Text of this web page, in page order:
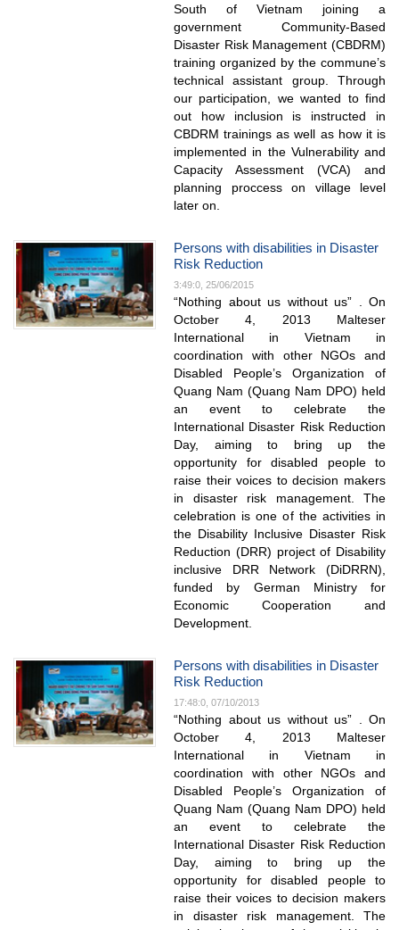
South of Vietnam joining a
government Community-Based
Disaster Risk Management (CBDRM)
training organized by the commune’s
technical assistant group. Through
our participation, we wanted to find
out how inclusion is instructed in
CBDRM trainings as well as how it is
implemented in the Vulnerability and
Capacity Assessment (VCA) and
planning proccess on village level
later on.
Persons with disabilities in Disaster
Risk Reduction
3:49:0, 25/06/2015
“Nothing about us without us” . On
October 4, 2013 Malteser
International in Vietnam in
coordination with other NGOs and
Disabled People’s Organization of
Quang Nam (Quang Nam DPO) held
an event to celebrate the
International Disaster Risk Reduction
Day, aiming to bring up the
opportunity for disabled people to
raise their voices to decision makers
in disaster risk management. The
celebration is one of the activities in
the Disability Inclusive Disaster Risk
Reduction (DRR) project of Disability
inclusive DRR Network (DiDRRN),
funded by German Ministry for
Economic Cooperation and
Development.
Persons with disabilities in Disaster
Risk Reduction
17:48:0, 07/10/2013
“Nothing about us without us” . On
October 4, 2013 Malteser
International in Vietnam in
coordination with other NGOs and
Disabled People’s Organization of
Quang Nam (Quang Nam DPO) held
an event to celebrate the
International Disaster Risk Reduction
Day, aiming to bring up the
opportunity for disabled people to
raise their voices to decision makers
in disaster risk management. The